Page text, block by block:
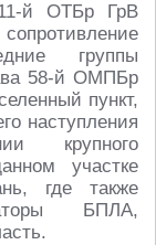
й ОТБр ГрВ
группы
58-й ОМПБр
пункт,
наступления
крупного
участке
где также
БПЛА,